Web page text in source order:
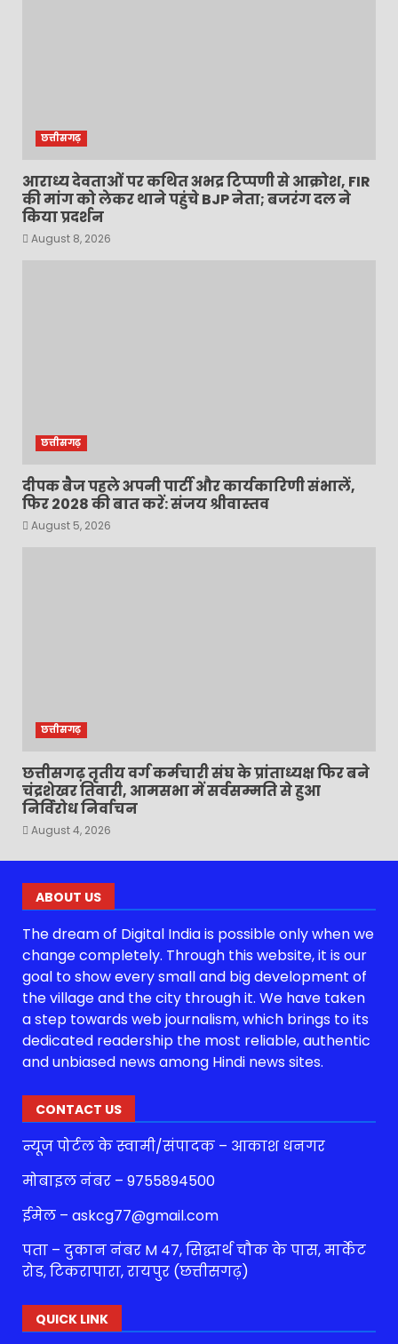
छत्तीसगढ़
आराध्य देवताओं पर कथित अभद्र टिप्पणी से आक्रोश, FIR
की मांग को लेकर थाने पहुंचे BJP नेता; बजरंग दल ने
किया प्रदर्शन
August 8, 2026
छत्तीसगढ़
दीपक बैज पहले अपनी पार्टी और कार्यकारिणी संभालें,
फिर 2028 की बात करें: संजय श्रीवास्तव
August 5, 2026
छत्तीसगढ़
छत्तीसगढ़ तृतीय वर्ग कर्मचारी संघ के प्रांताध्यक्ष फिर बने
चंद्रशेखर तिवारी, आमसभा में सर्वसम्मति से हुआ
निर्विरोध निर्वाचन
August 4, 2026
ABOUT US
The dream of Digital India is possible only when we
change completely. Through this website, it is our
goal to show every small and big development of
the village and the city through it. We have taken
a step towards web journalism, which brings to its
dedicated readership the most reliable, authentic
and unbiased news among Hindi news sites.
CONTACT US
न्यूज पोर्टल के स्वामी/संपादक – आकाश धनगर
मोबाइल नंबर – 9755894500
ईमेल – askcg77@gmail.com
पता – दुकान नंबर M 47, सिद्धार्थ चौक के पास, मार्केट
रोड, टिकरापारा, रायपुर (छत्तीसगढ़)
QUICK LINK